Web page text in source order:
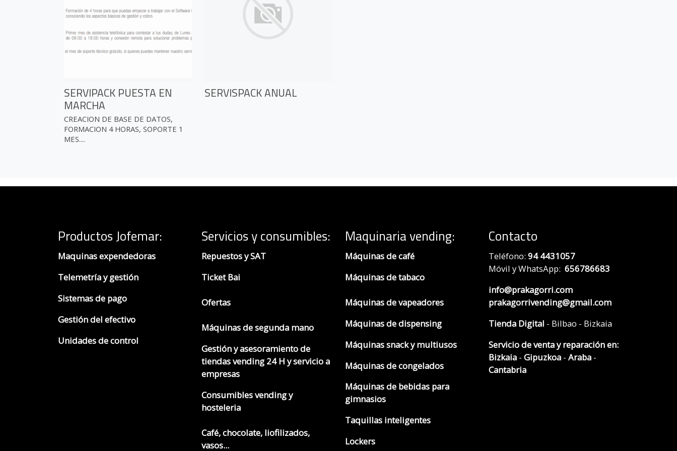
SERVIPACK PUESTA EN
MARCHA
CREACION DE BASE DE DATOS,
FORMACION 4 HORAS, SOPORTE 1
MES....
SERVISPACK ANUAL
Productos Jofemar:
Maquinas expendedoras
Telemetría y gestión
Sistemas de pago
Gestión del efectivo
Unidades de control
Servicios y consumibles:
Repuestos y SAT
Ticket Bai
Ofertas
Máquinas de segunda mano
Gestión y asesoramiento de
tiendas vending 24 H y servicio a
empresas
Consumibles vending y
hosteleria
Café, chocolate, liofilizados,
vasos...
Maquinaria vending:
Máquinas de café
Máquinas de tabaco
Máquinas de vapeadores
Máquinas de dispensing
Máquinas snack y multiusos
Máquinas de congelados
Máquinas de bebidas para
gimnasios
Taquillas inteligentes
Lockers
Contacto
Teléfono: 94 4431057
Móvil y WhatsApp: 656786683
info@prakagorri.com
prakagorrivending@gmail.com
Tienda Digital - Bilbao - Bizkaia
Servicio de venta y reparación en:
Bizkaia- Gipuzkoa- Araba-
Cantabria